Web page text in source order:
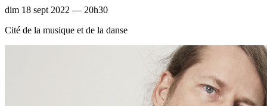
dim 18 sept 2022 — 20h30
Cité de la musique et de la danse